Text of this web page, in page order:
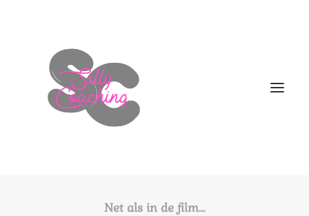
Net als in de film…